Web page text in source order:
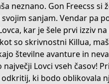
neznano. Gon Freecss si
sanjam. Vendar pa
kar je šele prvi izziv
so skrivnostni Killua,
številne avanture in
Lovci vseh časov!
ki bodo oblikovala